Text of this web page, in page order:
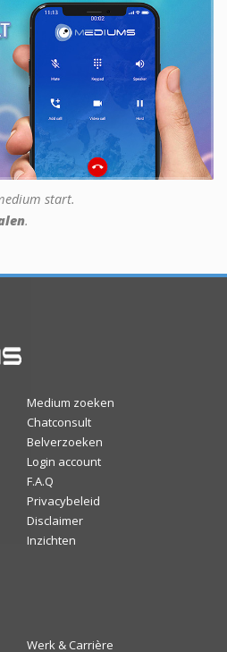
start.
.
Medium zoeken
Chatconsult
Belverzoeken
Login account
F.A.Q
Privacybeleid
Disclaimer
Inzichten
Werk & Carrière